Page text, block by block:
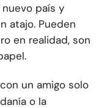
país y
atajo. Pueden
en realidad, son
un amigo solo
o la